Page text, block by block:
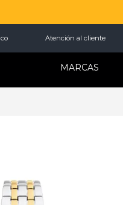
Atención al cliente
MARCAS